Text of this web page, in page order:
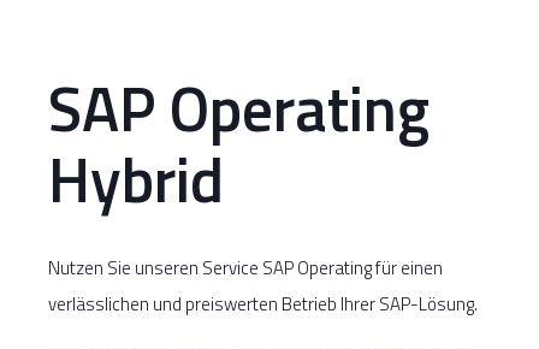
SAP Operating
Hybrid
Nutzen Sie unseren Service SAP Operating für einen
verlässlichen und preiswerten Betrieb Ihrer SAP-Lösung.